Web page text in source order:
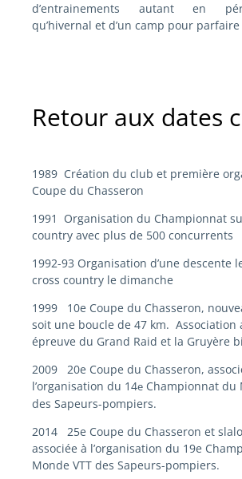
d’entrainements autant en
qu’hivernal et d’un camp pour
Retour aux dates
1989 Création du club et première
Coupe du Chasseron
1991
Organisation du Championnat
country avec plus de 500 concurrents
1992-93 Organisation d’une descente
cross country le dimanche
1999
10e Coupe du Chasseron,
soit une boucle de 47 km. Association
épreuve du Grand Raid et la Gruyère
2009
20e Coupe du Chasseron,
l’organisation du 14e Championnat du
des Sapeurs-pompiers.
2014
25e Coupe du Chasseron et
associée à l’organisation du 19e
Monde VTT des Sapeurs-pompiers.